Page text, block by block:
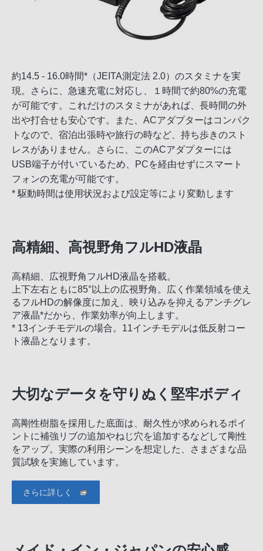
約14.5 - 16.0時間*（JEITA測定法 2.0）のスタミナを実
現。さらに、急速充電に対応し、１時間で約80%の充電
が可能です。これだけのスタミナがあれば、長時間の外
出や打合せも安心です。また、ACアダプターはコンパク
トなので、宿泊出張時や旅行の時など、持ち歩きのスト
レスがありません。さらに、このACアダプターには
USB端子が付いているため、PCを経由せずにスマート
フォンの充電が可能です。
* 駆動時間は使用状況および設定等により変動します
高精細、高視野角フルHD液晶
高精細、広視野角フルHD液晶を搭載。
上下左右ともに85°以上の広視野角。広く作業領域を使え
るフルHDの解像度に加え、映り込みを抑えるアンチグレ
ア液晶*だから、作業効率が向上します。
* 13インチモデルの場合。11インチモデルは低反射コー
ト液晶となります。
大切なデータを守りぬく堅牢ボディ
高剛性樹脂を採用した底面は、耐久性が求められるポイ
ントに補強リブの追加やねじ穴を追加するなどして剛性
をアップ。実際の利用シーンを想定した、さまざまな品
質試験を実施しています。
さらに詳しく